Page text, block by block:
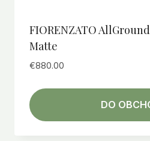
FIORENZATO
Matte
€880.00
DO